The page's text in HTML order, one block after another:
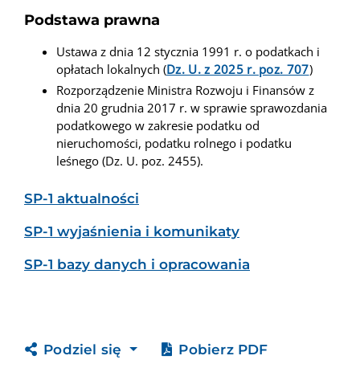
Podstawa prawna
Ustawa z dnia 12 stycznia 1991 r. o podatkach i
opłatach lokalnych (Dz. U. z 2025 r. poz. 707)
Rozporządzenie Ministra Rozwoju i Finansów z
dnia 20 grudnia 2017 r. w sprawie sprawozdania
podatkowego w zakresie podatku od
nieruchomości, podatku rolnego i podatku
leśnego (Dz. U. poz. 2455).
SP-1 aktualności
SP-1 wyjaśnienia i komunikaty
SP-1 bazy danych i opracowania
Podziel się Pobierz PDF